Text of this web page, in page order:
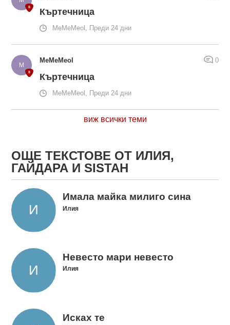
Къртечница
MeMeMeol, Преди 24 дни
MeMeMeol 0
Къртечница
MeMeMeol, Преди 24 дни
виж всички теми
ОЩЕ ТЕКСТОВЕ ОТ ИЛИЯ,
ГАЙДАРА И SISTAH
Имала майка милиго сина
Илия
Невесто мари невесто
Илия
Исках те